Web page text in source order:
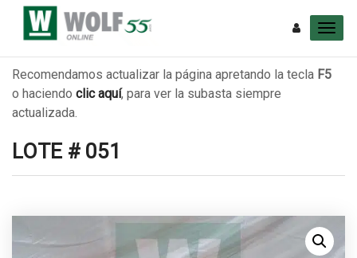
Recomendamos actualizar la página apretando la tecla F5
o haciendo clic aquí, para ver la subasta siempre
actualizada.
LOTE # 051